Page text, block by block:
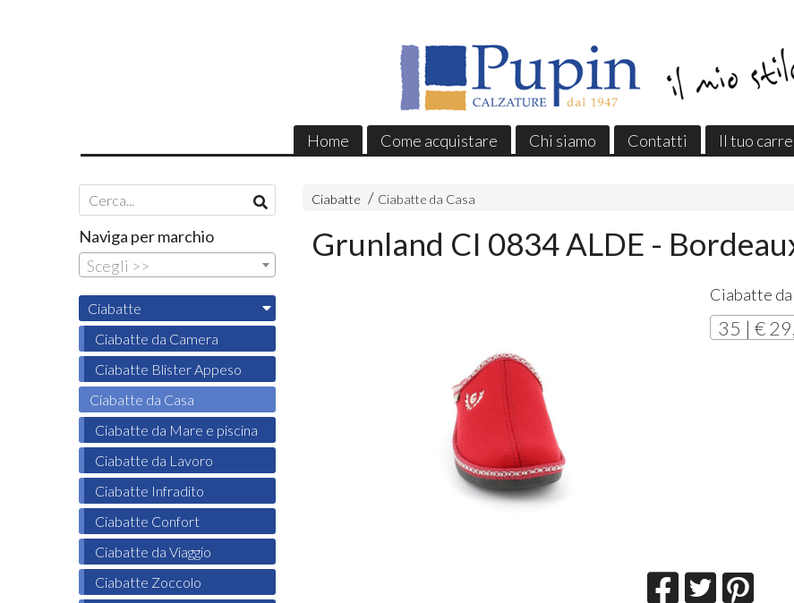
Home Come acquistare Chi siamo Contatti Il tuo
Ciabatte Ciabatte da Casa
Grunland CI 0834 ALDE -
Ciabatte
35 | €
Naviga per marchio
Scegli >>
Ciabatte
Ciabatte da Camera
Ciabatte Blister Appeso
Ciabatte da Casa
Ciabatte da Mare e piscina
Ciabatte da Lavoro
Ciabatte Infradito
Ciabatte Confort
Ciabatte da Viaggio
Ciabatte Zoccolo